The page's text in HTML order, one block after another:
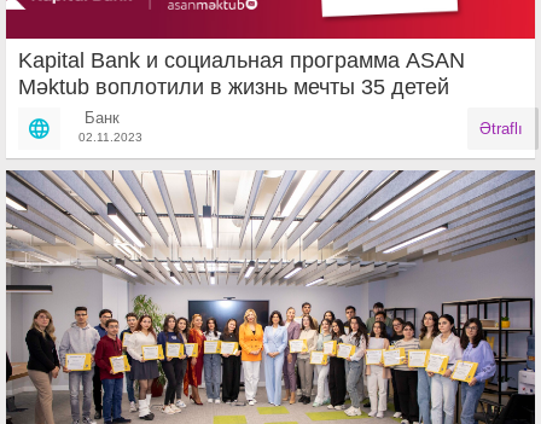
Kapital Bank и социальная программа ASAN
Məktub воплотили в жизнь мечты 35 детей
Банк
02.11.2023 Ətraflı